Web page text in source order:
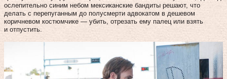
ослепительно синим небом мексиканские бандиты решают, что
делать с перепуганным до полусмерти адвокатом в дешевом
коричневом костюмчике — убить, отрезать ему палец или взять
и отпустить.